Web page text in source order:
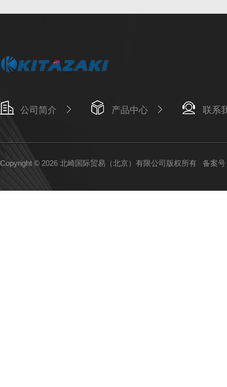
公司简介 产品中心 联系
Copyright © 2026 北崎国际贸易（北京）有限公司版权所有 备案号